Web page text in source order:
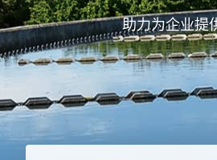
助力为企业提